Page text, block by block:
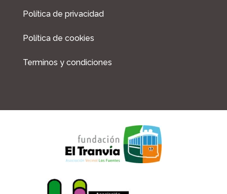
Política de privacidad
Política de cookies
Terminos y condiciones